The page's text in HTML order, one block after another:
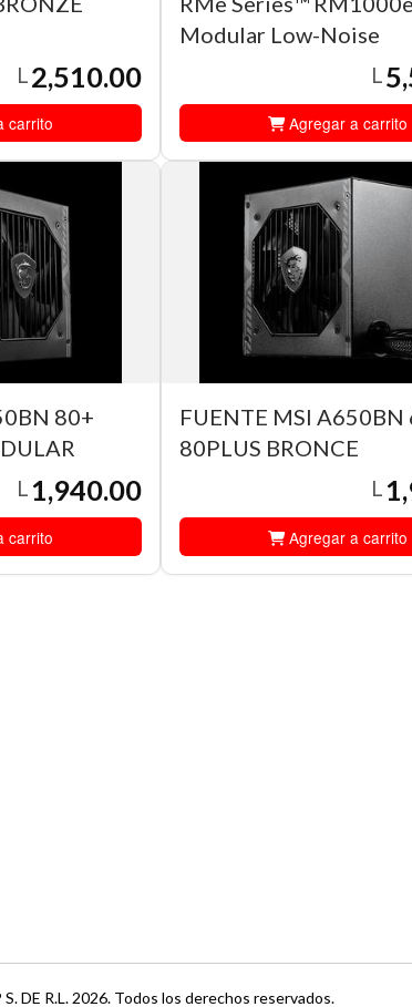
L2,510.00
carrito
Modular Low-Noise
L
Agregar a carrito
80+
L1,940.00
carrito
FUENTE MSI A650BN
80PLUS BRONCE
L
Agregar a carrito
DE R.L. 2026. Todos los derechos reservados.